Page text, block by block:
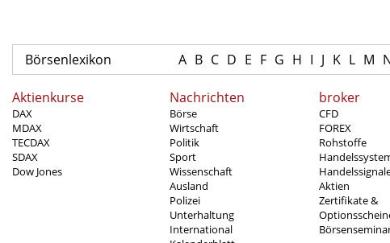
Börsenlexikon A B C D E F G H I J K L M
Aktienkurse
DAX
MDAX
TECDAX
SDAX
Dow Jones
Nachrichten
Börse
Wirtschaft
Politik
Sport
Wissenschaft
Ausland
Polizei
Unterhaltung
International
broker
CFD
FOREX
Rohstoffe
Aktien
Zertifikate &